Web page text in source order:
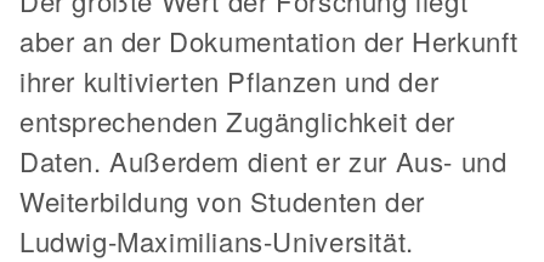
aber an der Dokumentation der Herkunft
ihrer kultivierten Pflanzen und der
entsprechenden Zugänglichkeit der
Daten. Außerdem dient er zur Aus- und
Weiterbildung von Studenten der
Ludwig-Maximilians-Universität.